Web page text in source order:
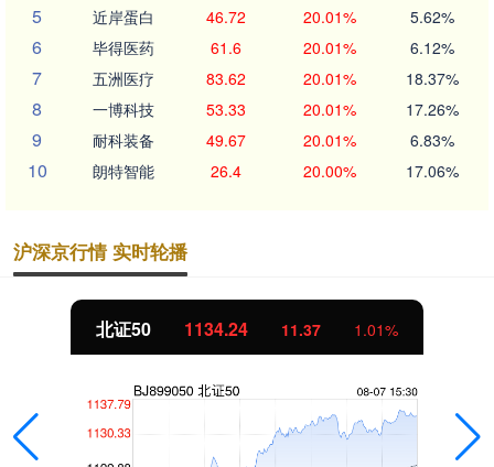
5 近岸蛋白 46.72 20.01% 5.62%
6 毕得医药 61.6 20.01% 6.12%
7 五洲医疗 83.62 20.01% 18.37%
8 一博科技 53.33 20.01% 17.26%
9 耐科装备 49.67 20.01% 6.83%
10 朗特智能 26.4 20.00% 17.06%
沪深京行情 实时轮播
北证50 1134.24 11.37 1.01%